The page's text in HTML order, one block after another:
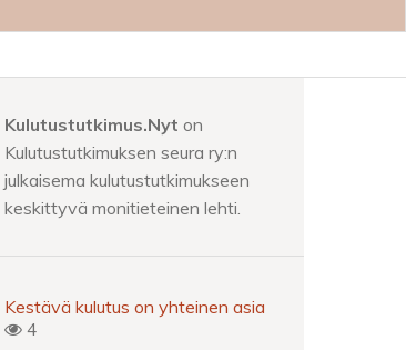
Kulutustutkimus.Nyt on
Kulutustutkimuksen seura ry:n
julkaisema kulutustutkimukseen
keskittyvä monitieteinen lehti.
Kestävä kulutus on yhteinen asia
4